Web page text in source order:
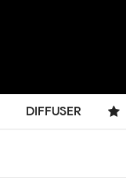
DIFFUSER